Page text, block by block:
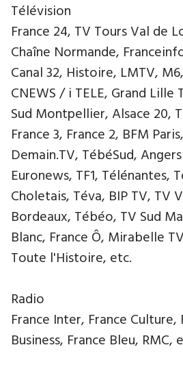
Télévision
France 24, TV Tours Val de
Chaîne Normande,
Canal 32, Histoire, LMTV,
CNEWS / i TELE, Grand Lille
Sud Montpellier, Alsace 20,
France 3, France 2, BFM
Demain.TV, TébéSud,
Euronews, TF1, Télénantes,
Choletais, Téva, BIP TV, TV
Bordeaux, Tébéo, TV Sud
Blanc, France Ô, Mirabelle
Toute l'Histoire, etc.
Radio
France Inter, France
Business, France Bleu, RMC,